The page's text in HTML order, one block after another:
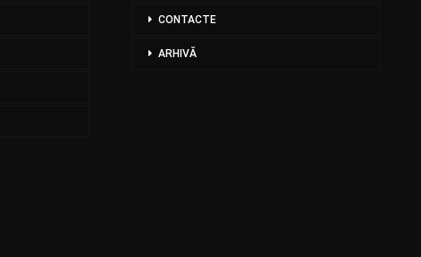
CONTACTE
ARHIVĂ